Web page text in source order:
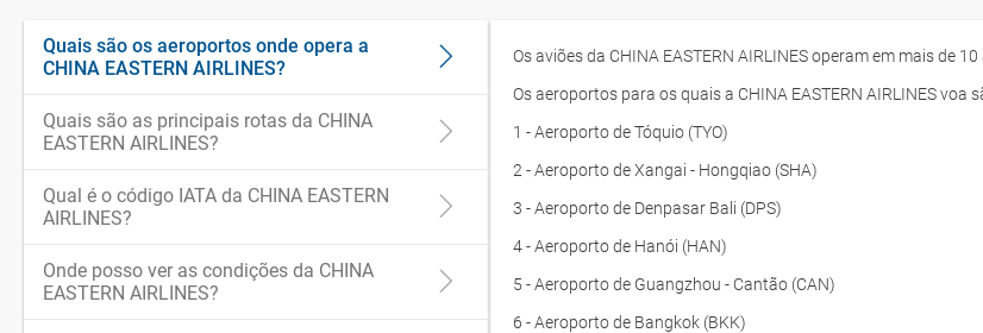
Quais são os aeroportos onde opera a
CHINA EASTERN AIRLINES?
Quais são as principais rotas da CHINA
EASTERN AIRLINES?
Qual é o código IATA da CHINA EASTERN
AIRLINES?
Onde posso ver as condições da CHINA
EASTERN AIRLINES?
Os aviões da CHINA EASTERN AIRLINES operam em mais de
Os aeroportos para os quais a CHINA EASTERN AIRLINES voa
1 - Aeroporto de Tóquio (TYO)
2 - Aeroporto de Xangai - Hongqiao (SHA)
3 - Aeroporto de Denpasar Bali (DPS)
4 - Aeroporto de Hanói (HAN)
5 - Aeroporto de Guangzhou - Cantão (CAN)
6 - Aeroporto de Bangkok (BKK)